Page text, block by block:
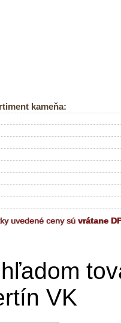
kameňa:
uvedené ceny sú vrátane
VK